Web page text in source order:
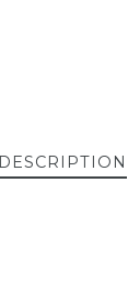
DESCRIPTION